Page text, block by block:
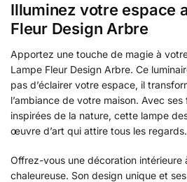
Illuminez votre espace
Fleur Design Arbre
Apportez une touche de magie à
Lampe Fleur Design Arbre. Ce
pas d’éclairer votre espace, il
l’ambiance de votre maison. Avec
inspirées de la nature, cette lampe
œuvre d’art qui attire tous les regards.
Offrez-vous une décoration intérieure
chaleureuse. Son design unique et